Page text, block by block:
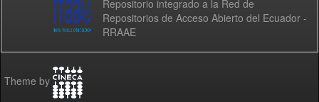
Repositorio integrado a la Red de
Repositorios de Acceso Abierto del Ecuador -
RRAAE
Theme by